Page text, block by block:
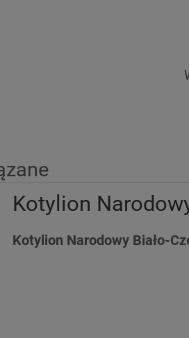
Kotylion
Kotylion Narodowy Biało-